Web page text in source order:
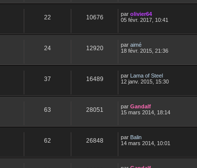
22 10676 par olivier64
05 févr. 2017, 10:41
24 12920 par aimé
18 févr. 2015, 21:36
37 16489 par Lama of Steel
12 janv. 2015, 15:30
63 28051 par Gandalf
15 mars 2014, 18:14
62 26848 par Balin
14 mars 2014, 10:01